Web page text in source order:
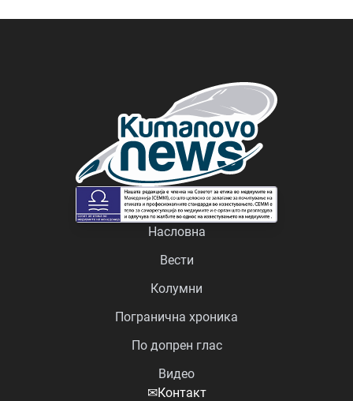
Насловна
Вести
Колумни
Погранична хроника
По допрен глас
Видео
✉Контакт